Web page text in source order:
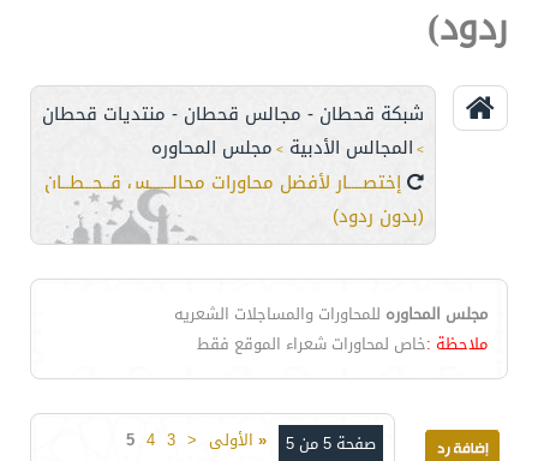
ردود)
شبكة قحطان - مجالس قحطان - منتديات قحطان
> المجالس الأدبية > مجلس المحاوره
إختصــــار لأفضل محاورات مجالــــــس قــحــطــان
(بدون ردود)
مجلس المحاوره للمحاورات والمساجلات الشعريه
ملاحظة :خاص لمحاورات شعراء الموقع فقط
صفحة 5 من 5 « الأولى <
3
4
5